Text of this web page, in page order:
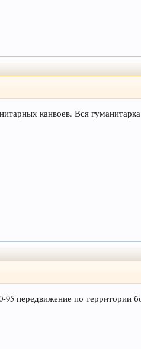
канвоев. Вся
95 передвижение по